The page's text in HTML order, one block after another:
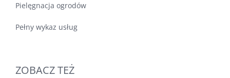
Pielęgnacja ogrodów
Pełny wykaz usług
ZOBACZ TEŻ